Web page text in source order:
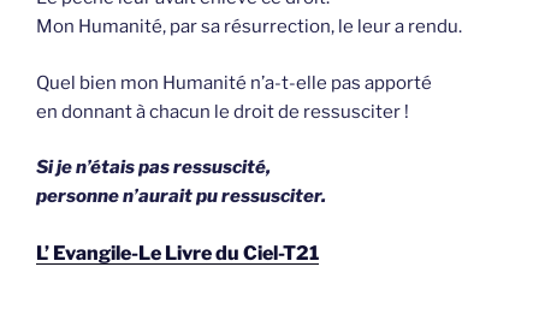
Mon Humanité, par sa résurrection, le leur a rendu.
Quel bien mon Humanité n’a-t-elle pas apporté
en donnant à chacun le droit de ressusciter !
Si je n’étais pas ressuscité,
personne n’aurait pu ressusciter.
L’ Evangile-Le Livre du Ciel-T21